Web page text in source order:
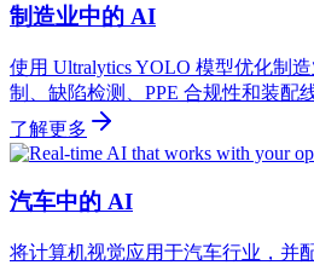
制造业中的 AI
使用 Ultralytics YOLO 模型优化制
制、缺陷检测、PPE 合规性和装配
了解更多
汽车中的 AI
将计算机视觉应用于汽车行业，并